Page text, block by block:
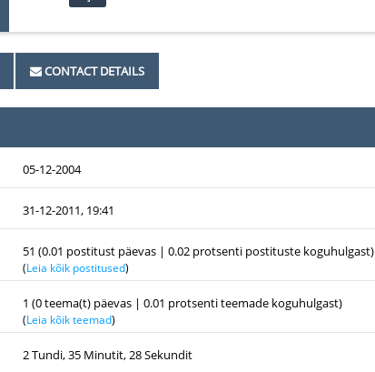
CONTACT DETAILS
05-12-2004
31-12-2011, 19:41
51 (0.01 postitust päevas | 0.02 protsenti postituste koguhulgast)
(Leia kõik postitused)
1 (0 teema(t) päevas | 0.01 protsenti teemade koguhulgast)
(Leia kõik teemad)
2 Tundi, 35 Minutit, 28 Sekundit